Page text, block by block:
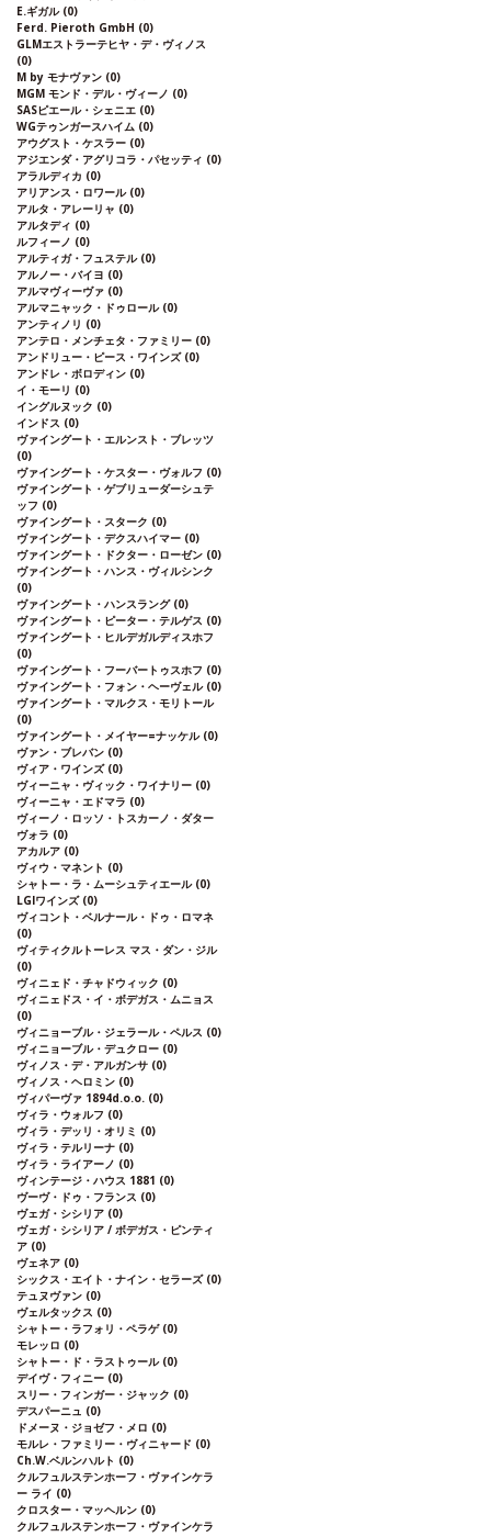
E.ギガル (0)
Ferd. Pieroth GmbH (0)
GLMエストラーテヒヤ・デ・ヴィノス
(0)
M by モナヴァン (0)
MGM モンド・デル・ヴィーノ (0)
SASピエール・シェニエ (0)
WGテゥンガースハイム (0)
アウグスト・ケスラー (0)
アジエンダ・アグリコラ・パセッティ (0)
アラルディカ (0)
アリアンス・ロワール (0)
アルタ・アレーリャ (0)
アルタディ (0)
ルフィーノ (0)
アルティガ・フュステル (0)
アルノー・バイヨ (0)
アルマヴィーヴァ (0)
アルマニャック・ドゥロール (0)
アンティノリ (0)
アンテロ・メンチェタ・ファミリー (0)
アンドリュー・ピース・ワインズ (0)
アンドレ・ボロディン (0)
イ・モーリ (0)
イングルヌック (0)
インドス (0)
ヴァイングート・エルンスト・ブレッツ
(0)
ヴァイングート・ケスター・ヴォルフ (0)
ヴァイングート・ゲブリューダーシュテ
ッフ (0)
ヴァイングート・スターク (0)
ヴァイングート・デクスハイマー (0)
ヴァイングート・ドクター・ローゼン (0)
ヴァイングート・ハンス・ヴィルシンク
(0)
ヴァイングート・ハンスラング (0)
ヴァイングート・ピーター・テルゲス (0)
ヴァイングート・ヒルデガルディスホフ
(0)
ヴァイングート・フーバートゥスホフ (0)
ヴァイングート・フォン・ヘーヴェル (0)
ヴァイングート・マルクス・モリトール
(0)
ヴァイングート・メイヤー=ナッケル (0)
ヴァン・ブレバン (0)
ヴィア・ワインズ (0)
ヴィーニャ・ヴィック・ワイナリー (0)
ヴィーニャ・エドマラ (0)
ヴィーノ・ロッソ・トスカーノ・ダター
ヴォラ (0)
アカルア (0)
ヴィウ・マネント (0)
シャトー・ラ・ムーシュティエール (0)
LGIワインズ (0)
ヴィコント・ベルナール・ドゥ・ロマネ
(0)
ヴィティクルトーレス マス・ダン・ジル
(0)
ヴィニェド・チャドウィック (0)
ヴィニェドス・イ・ボデガス・ムニョス
(0)
ヴィニョーブル・ジェラール・ペルス (0)
ヴィニョーブル・デュクロー (0)
ヴィノス・デ・アルガンサ (0)
ヴィノス・ヘロミン (0)
ヴィパーヴァ 1894d.o.o. (0)
ヴィラ・ウォルフ (0)
ヴィラ・デッリ・オリミ (0)
ヴィラ・テルリーナ (0)
ヴィラ・ライアーノ (0)
ヴィンテージ・ハウス 1881 (0)
ヴーヴ・ドゥ・フランス (0)
ヴェガ・シシリア (0)
ヴェガ・シシリア / ボデガス・ピンティ
ア (0)
ヴェネア (0)
シックス・エイト・ナイン・セラーズ (0)
テュヌヴァン (0)
ヴェルタックス (0)
シャトー・ラフォリ・ペラゲ (0)
モレッロ (0)
シャトー・ド・ラストゥール (0)
デイヴ・フィニー (0)
スリー・フィンガー・ジャック (0)
デスパーニュ (0)
ドメーヌ・ジョゼフ・メロ (0)
モルレ・ファミリー・ヴィニャード (0)
Ch.W.ベルンハルト (0)
クルフュルステンホーフ・ヴァインケラ
ー ライ (0)
クロスター・マッヘルン (0)
クルフュルステンホーフ・ヴァインケラ